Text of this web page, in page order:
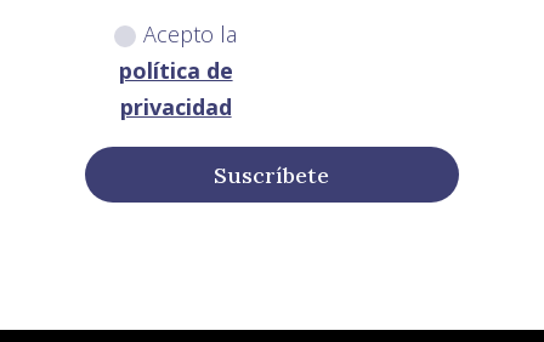
Acepto la
política de
privacidad
Suscríbete